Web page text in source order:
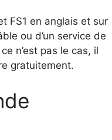
FS1 en anglais et sur
ou d’un service de
n’est pas le cas, il
gratuitement.